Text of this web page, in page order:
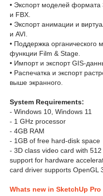
• Экспорт моделей формата
и FBX.
• Экспорт анимации и
и AVI.
• Поддержка органического
функции Film & Stage.
• Импорт и экспорт GIS-
• Распечатка и экспорт
выше экранного.
System Requirements:
- Windows 10, Windows 11
- 1 GHz processor
- 4GB RAM
- 1GB of free hard-disk space
- 3D class video card with
support for hardware
card driver supports OpenGL
Whats new in SketchUp Pro